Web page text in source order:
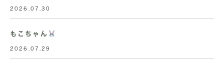
2026.07.30
もこちゃん
2026.07.29